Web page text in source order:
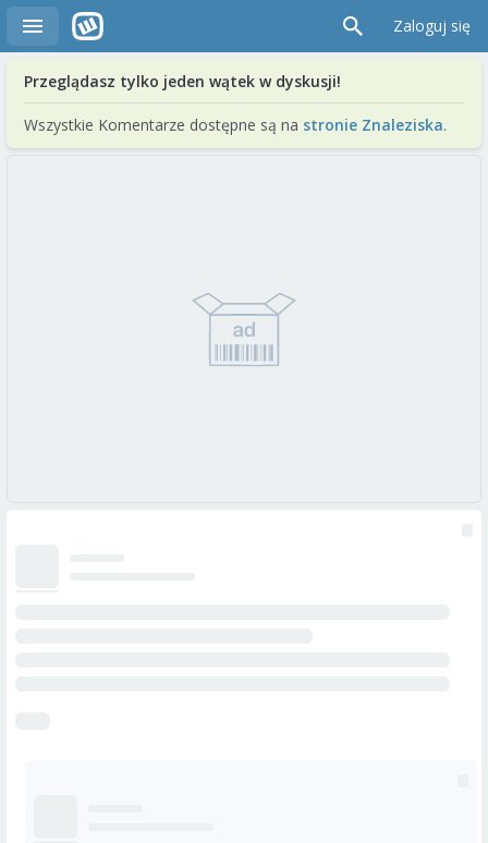
Zaloguj się
Przeglądasz tylko jeden wątek w dyskusji!
Wszystkie Komentarze dostępne są na stronie Znaleziska.